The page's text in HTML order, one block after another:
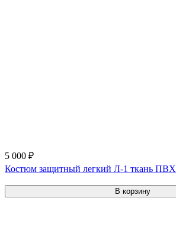
5 000 ₽
Костюм защитный легкий Л-1 ткань ПВХ
В корзину